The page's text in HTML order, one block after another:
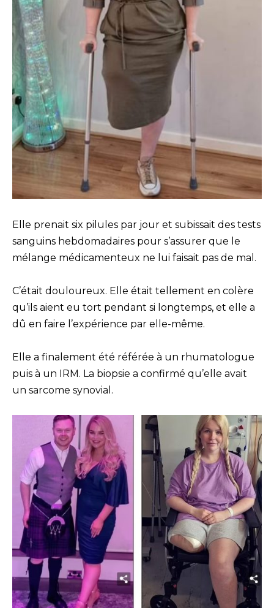
Elle prenait six pilules par jour et subissait des tests
sanguins hebdomadaires pour s’assurer que le
mélange médicamenteux ne lui faisait pas de mal.
C’était douloureux. Elle était tellement en colère
qu’ils aient eu tort pendant si longtemps, et elle a
dû en faire l’expérience par elle-même.
Elle a finalement été référée à un rhumatologue
puis à un IRM. La biopsie a confirmé qu’elle avait
un sarcome synovial.